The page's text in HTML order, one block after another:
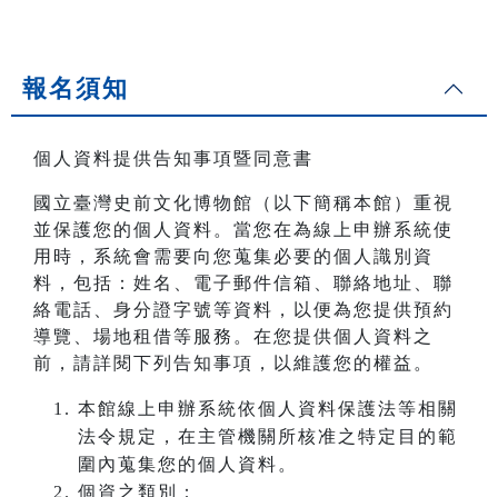
報名須知
個人資料提供告知事項暨同意書
國立臺灣史前文化博物館（以下簡稱本館）重視
並保護您的個人資料。當您在為線上申辦系統使
用時，系統會需要向您蒐集必要的個人識別資
料，包括：姓名、電子郵件信箱、聯絡地址、聯
絡電話、身分證字號等資料，以便為您提供預約
導覽、場地租借等服務。在您提供個人資料之
前，請詳閱下列告知事項，以維護您的權益。
本館線上申辦系統依個人資料保護法等相關
法令規定，在主管機關所核准之特定目的範
圍內蒐集您的個人資料。
個資之類別：